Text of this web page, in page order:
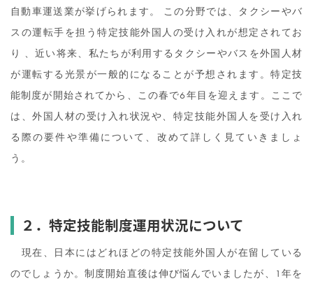
自動車運送業が挙げられます。 この分野では、タクシーやバ
スの運転手を担う特定技能外国人の受け入れが想定されてお
り 、近い将来、私たちが利用するタクシーやバスを外国人材
が運転する光景が一般的になることが予想されます。特定技
能制度が開始されてから、この春で6年目を迎えます。ここで
は、外国人材の受け入れ状況や、特定技能外国人を受け入れ
る際の要件や準備について、改めて詳しく見ていきましょ
う。
２．特定技能制度運用状況について
現在、日本にはどれほどの特定技能外国人が在留している
のでしょうか。制度開始直後は伸び悩んでいましたが、1年を